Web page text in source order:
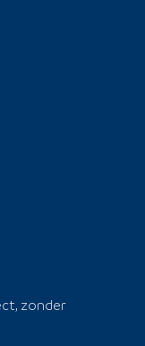
zonder